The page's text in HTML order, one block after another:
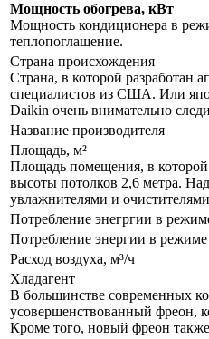
Мощность обогрева, кВт
Мощность кондиционера в
теплопоглащение.
Страна происхождения
Страна, в которой разработан
специалистов из США. Или
Daikin очень внимательно
Название производителя
Площадь, м²
Площадь помещения, в
высоты потолков 2,6 метра.
увлажнителями и
Потребление энегргии в
Потребление энергии в
Расход воздуха, м³/ч
Хладагент
В большинстве современных
усовершенствованный фреон,
Кроме того, новый фреон